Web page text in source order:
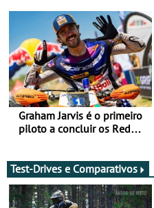
Graham Jarvis é o primeiro
piloto a concluir os Red
Test-Drives e Comparativos